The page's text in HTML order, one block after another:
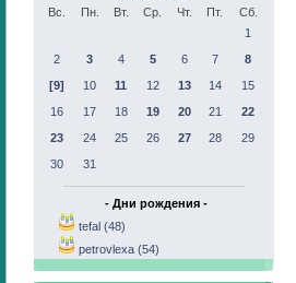
Вс.
Пн. Вт. Ср. Чт. Пт.
Сб.
1
2
3 4 5 6 7
8
[9]
10 11 12 13 14
15
16
17 18 19 20 21
22
23
24 25 26 27 28
29
30
31
- Дни рождения -
tefal (48)
petrovlexa (54)